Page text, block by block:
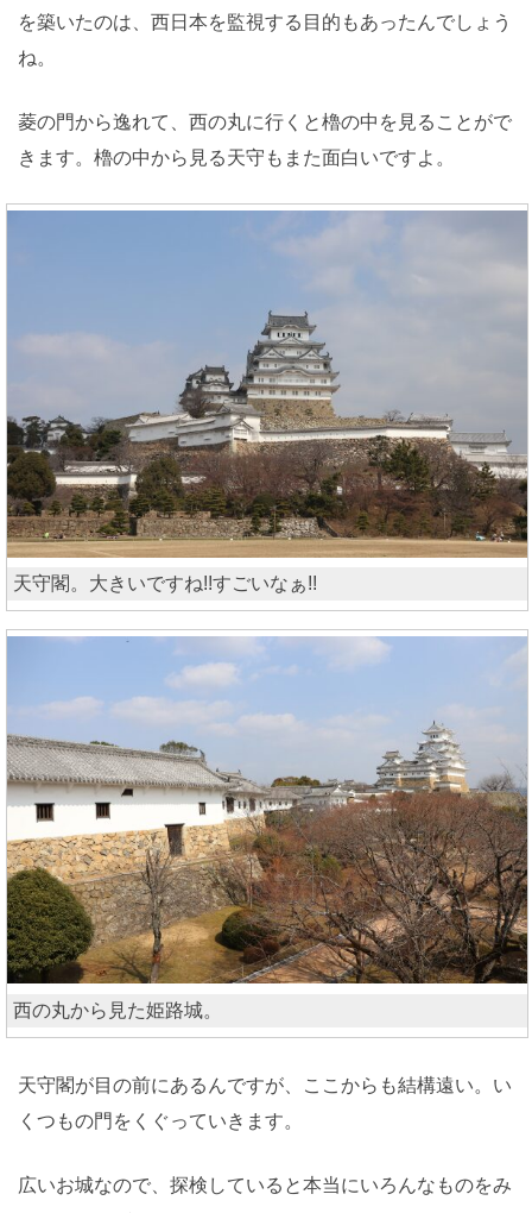
を築いたのは、西日本を監視する目的もあったんでしょう
ね。
菱の門から逸れて、西の丸に行くと櫓の中を見ることがで
きます。櫓の中から見る天守もまた面白いですよ。
天守閣。大きいですね!!すごいなぁ!!
西の丸から見た姫路城。
天守閣が目の前にあるんですが、ここからも結構遠い。い
くつもの門をくぐっていきます。
広いお城なので、探検していると本当にいろんなものをみ